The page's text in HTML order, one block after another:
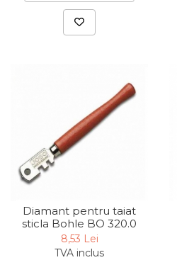
Diamant pentru taiat
sticla Bohle BO 320.0
8,53 Lei
TVA inclus